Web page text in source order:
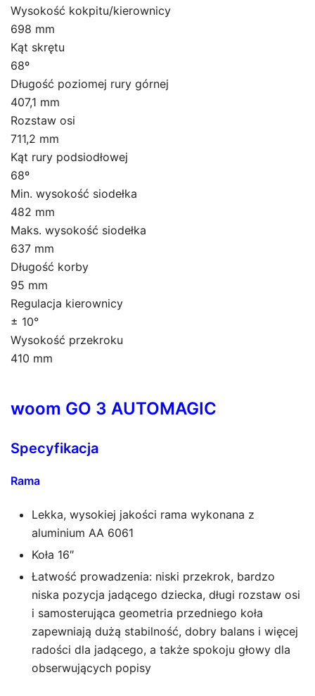
Wysokość kokpitu/kierownicy
698 mm
Kąt skrętu
68º
Długość poziomej rury górnej
407,1 mm
Rozstaw osi
711,2 mm
Kąt rury podsiodłowej
68º
Min. wysokość siodełka
482 mm
Maks. wysokość siodełka
637 mm
Długość korby
95 mm
Regulacja kierownicy
± 10°
Wysokość przekroku
410 mm
woom GO 3 AUTOMAGIC
Specyfikacja
Rama
Lekka, wysokiej jakości rama wykonana z
aluminium AA 6061
Koła 16″
Łatwość prowadzenia: niski przekrok, bardzo
niska pozycja jadącego dziecka, długi rozstaw osi
i samosterująca geometria przedniego koła
zapewniają dużą stabilność, dobry balans i więcej
radości dla jadącego, a także spokoju głowy dla
obserwujących popisy